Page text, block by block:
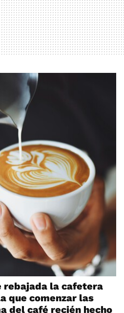
rebajada la cafetera
que comenzar las
del café recién hecho